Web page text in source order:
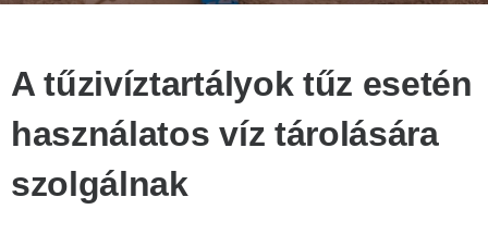
A tűzivíztartályok tűz esetén
használatos víz tárolására
szolgálnak